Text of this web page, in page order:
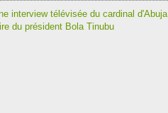
interview télévisée du cardinal d'Abuja
du président Bola Tinubu